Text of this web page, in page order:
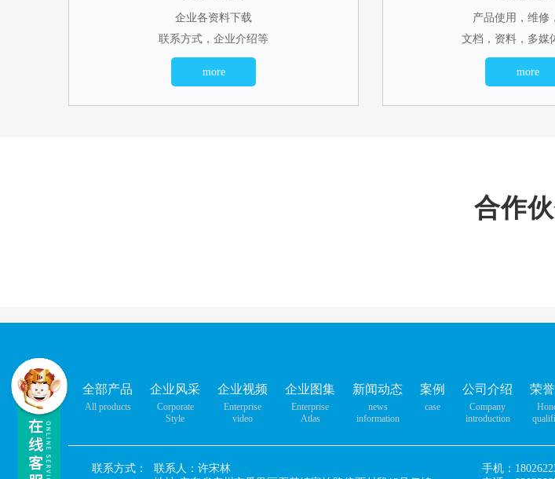
企业各资料下载
联系方式，企业介绍等
more
产品使用，维修
文档，资料，多媒
more
合作
全部产品
All products
企业风采
Corporate
Style
企业视频
Enterprise
video
企业图集
Enterprise
Atlas
新闻动态
news
information
案例
case
公司介绍
Company
introduction
荣
联系方式：
联系人：许宋林
手机：